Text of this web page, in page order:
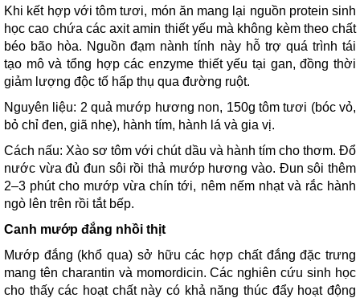
Khi kết hợp với tôm tươi, món ăn mang lại nguồn protein sinh
học cao chứa các axit amin thiết yếu mà không kèm theo chất
béo bão hòa. Nguồn đạm nành tính này hỗ trợ quá trình tái
tạo mô và tổng hợp các enzyme thiết yếu tại gan, đồng thời
giảm lượng độc tố hấp thụ qua đường ruột.
Nguyên liệu: 2 quả mướp hương non, 150g tôm tươi (bóc vỏ,
bỏ chỉ đen, giã nhẹ), hành tím, hành lá và gia vị.
Cách nấu: Xào sơ tôm với chút dầu và hành tím cho thơm. Đổ
nước vừa đủ đun sôi rồi thả mướp hương vào. Đun sôi thêm
2–3 phút cho mướp vừa chín tới, nêm nếm nhạt và rắc hành
ngò lên trên rồi tắt bếp.
Canh mướp đắng nhồi thịt
Mướp đắng (khổ qua) sở hữu các hợp chất đắng đặc trưng
mang tên charantin và momordicin. Các nghiên cứu sinh học
cho thấy các hoạt chất này có khả năng thúc đẩy hoạt động